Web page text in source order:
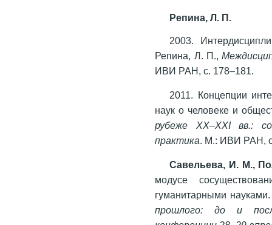
Репина, Л. П.
2003.
Репина, Л. П.,
ИВИ РАН, с. 178–181.
2011. Концепции
наук о человеке и
рубеже XX–XXI вв.:
практика. М.: ИВИ РАН,
Савельева, И. М.,
модусе
гуманитарными
прошлого: до и